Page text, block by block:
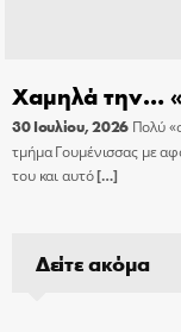
Χαμηλά την…
30 Ιουλίου, 2026 Πολύ
τμήμα Γουμένισσας με
του και αυτό[…]
Δείτε ακόμα